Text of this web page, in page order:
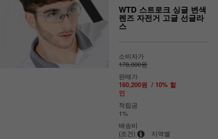
WTD 스트로크 싱글 변색
렌즈 자전거 고글 선글라
스
소비자가
178,000원
판매가
160,200원 / 10% 할
인
적립금
1%
배송비
(조건)
지역별